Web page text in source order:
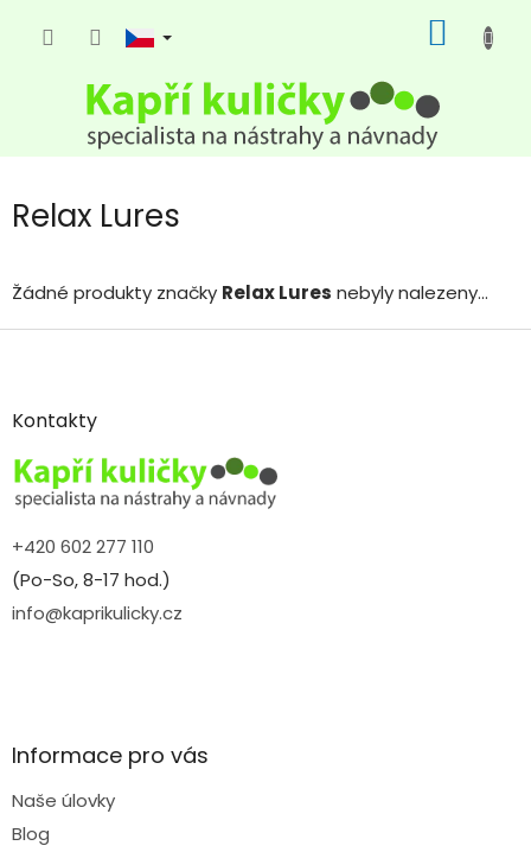
KOŠÍK
Relax Lures
Žádné produkty značky Relax Lures nebyly nalezeny...
Z
aKontakty
+420 602 277 110
(Po-So, 8-17 hod.)
info@kaprikulicky.cz
Informace pro vás
Naše úlovky
Blog